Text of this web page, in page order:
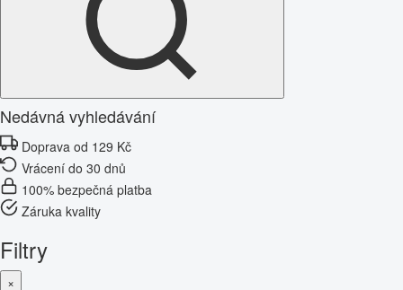
Nedávná vyhledávání
Doprava od 129 Kč
Vrácení do 30 dnů
100% bezpečná platba
Záruka kvality
Filtry
×